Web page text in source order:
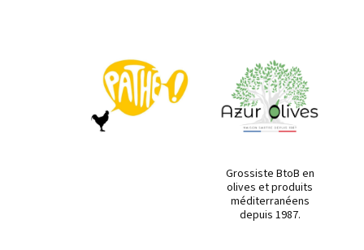
Grossiste BtoB en
olives et produits
méditerranéens
depuis 1987.